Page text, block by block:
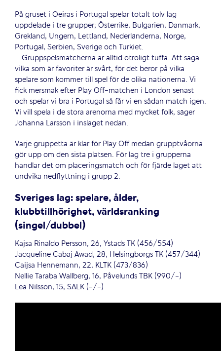
På gruset i Oeiras i Portugal spelar totalt tolv lag
uppdelade i tre grupper; Österrike, Bulgarien, Danmark,
Grekland, Ungern, Lettland, Nederländerna, Norge,
Portugal, Serbien, Sverige och Turkiet.
– Gruppspelsmatcherna är alltid otroligt tuffa. Att säga
vilka som är favoriter är svårt, för det beror på vilka
spelare som kommer till spel för de olika nationerna. Vi
fick mersmak efter Play Off-matchen i London senast
och spelar vi bra i Portugal så får vi en sådan match igen.
Vi vill spela i de stora arenorna med mycket folk, säger
Johanna Larsson i inslaget nedan.
Varje gruppetta är klar för Play Off medan grupptvåorna
gör upp om den sista platsen. För lag tre i grupperna
handlar det om placeringsmatch och för fjärde laget att
undvika nedflyttning i grupp 2.
Sveriges lag: spelare, ålder,
klubbtillhörighet, världsranking
(singel/dubbel)
Kajsa Rinaldo Persson, 26, Ystads TK (456/554)
Jacqueline Cabaj Awad, 28, Helsingborgs TK (457/344)
Caijsa Hennemann, 22, KLTK (473/836)
Nellie Taraba Wallberg, 16, Påvelunds TBK (990/-)
Lea Nilsson, 15, SALK (-/-)